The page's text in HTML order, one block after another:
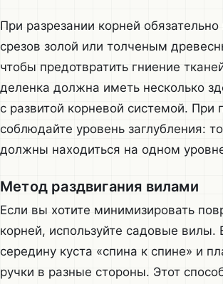
При разрезании корней
срезов золой или толченым
чтобы предотвратить гниение
деленка должна иметь несколько
с развитой корневой системой. При
соблюдайте уровень заглубления:
должны находиться на одном
Метод раздвигания вилами
Если вы хотите минимизировать
корней, используйте садовые вилы.
середину куста «спина к спине» и
ручки в разные стороны. Этот